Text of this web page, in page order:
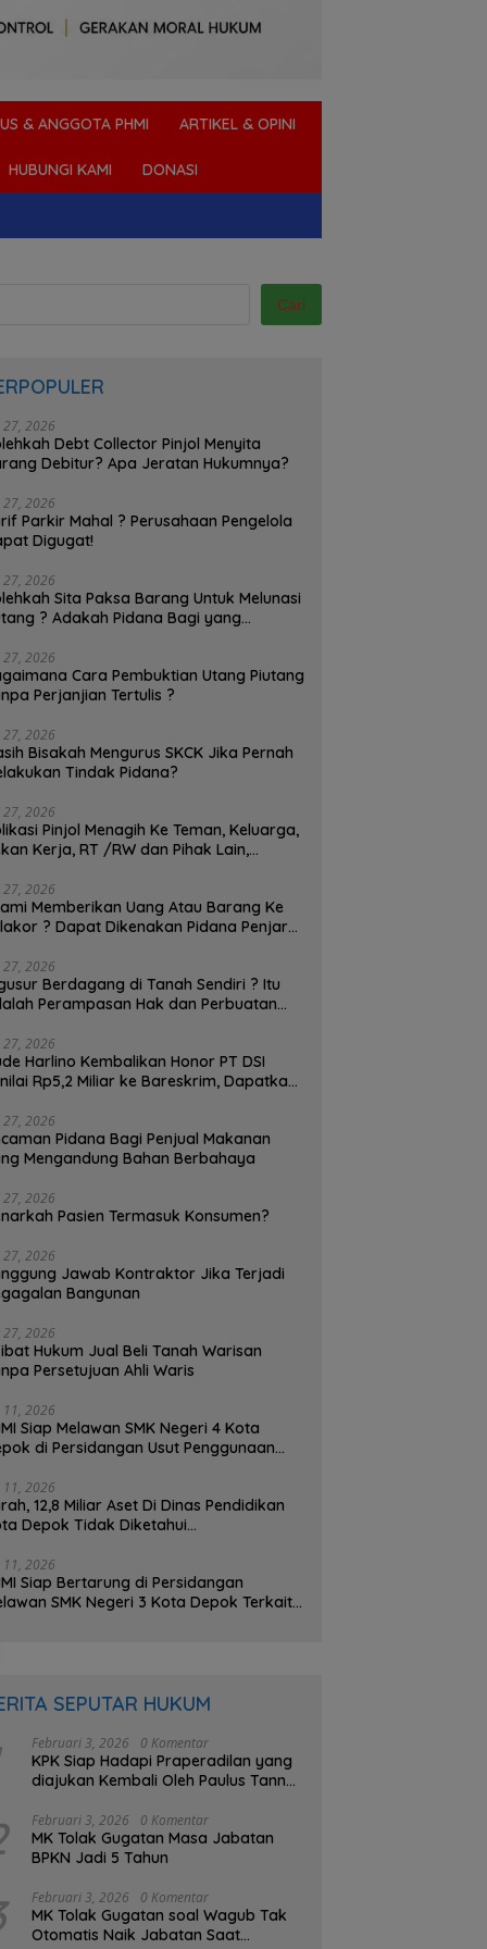
& ANGGOTA PHMI ARTIKEL & OPINI
HUBUNGI KAMI DONASI
Mengurus SKCK
Aplikasi Pinjol Menagih Ke
RT /RW dan Pihak Lain,
Dapatkah Dipidanakan ?
Cari
27, 2026
Debt Collector Pinjol Menyita
Debitur? Apa Jeratan Hukumnya?
27, 2026
Parkir Mahal ? Perusahaan Pengelola
Digugat!
27, 2026
Sita Paksa Barang Untuk Melunasi
? Adakah Pidana Bagi yang
27, 2026
Cara Pembuktian Utang Piutang
Perjanjian Tertulis ?
27, 2026
Bisakah Mengurus SKCK Jika Pernah
Tindak Pidana?
27, 2026
Pinjol Menagih Ke Teman, Keluarga,
Kerja, RT /RW dan Pihak Lain,
27, 2026
Memberikan Uang Atau Barang Ke
? Dapat Dikenakan Pidana Penjara
27, 2026
Berdagang di Tanah Sendiri ? Itu
Perampasan Hak dan Perbuatan
27, 2026
Harlino Kembalikan Honor PT DSI
Rp5,2 Miliar ke Bareskrim, Dapatkah
?
27, 2026
Pidana Bagi Penjual Makanan
Mengandung Bahan Berbahaya
27, 2026
Pasien Termasuk Konsumen?
27, 2026
Jawab Kontraktor Jika Terjadi
Bangunan
27, 2026
Hukum Jual Beli Tanah Warisan
Persetujuan Ahli Waris
11, 2026
Siap Melawan SMK Negeri 4 Kota
di Persidangan Usut Penggunaan
11, 2026
12,8 Miliar Aset Di Dinas Pendidikan
Depok Tidak Diketahui
?
11, 2026
Siap Bertarung di Persidangan
SMK Negeri 3 Kota Depok Terkait
SEPUTAR HUKUM
Februari 3, 2026 0 Komentar
KPK Siap Hadapi Praperadilan yang
diajukan Kembali Oleh Paulus Tannos
Februari 3, 2026 0 Komentar
MK Tolak Gugatan Masa Jabatan
BPKN Jadi 5 Tahun
Februari 3, 2026 0 Komentar
MK Tolak Gugatan soal Wagub Tak
Otomatis Naik Jabatan Saat